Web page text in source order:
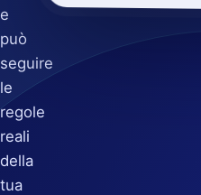
e
può
seguire
le
regole
reali
della
tua